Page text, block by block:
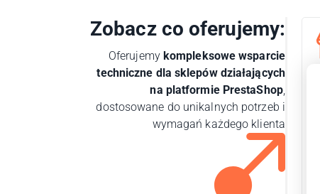
Zobacz co oferujemy:
Oferujemy kompleksowe wsparcie
techniczne dla sklepów działających
na platformie PrestaShop,
dostosowane do unikalnych potrzeb i
wymagań każdego klienta